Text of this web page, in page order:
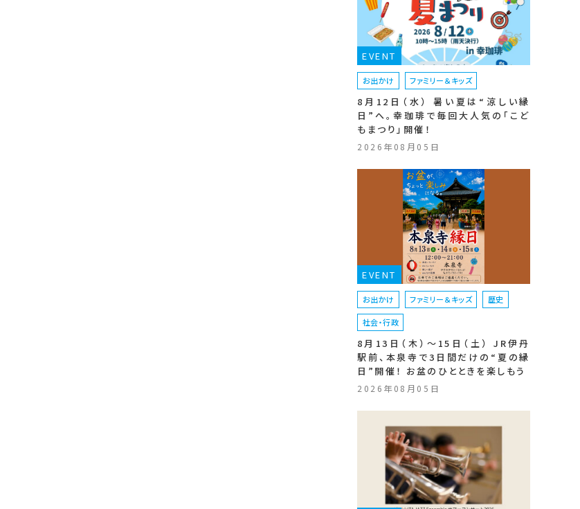
EVENT
お出かけ ファミリー＆キッズ
8月12日（水） 暑い夏は“涼しい縁
日”へ。幸珈琲で毎回大人気の「こど
もまつり」開催！
2026年08月05日
EVENT
お出かけ ファミリー＆キッズ 歴史
社会・行政
8月13日（木）〜15日（土） JR伊丹
駅前、本泉寺で3日間だけの“夏の縁
日”開催！ お盆のひとときを楽しもう
2026年08月05日